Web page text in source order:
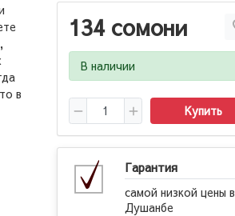
134 сомони
В наличии
Купить
Гарантия
самой низкой цены в
Душанбе
в